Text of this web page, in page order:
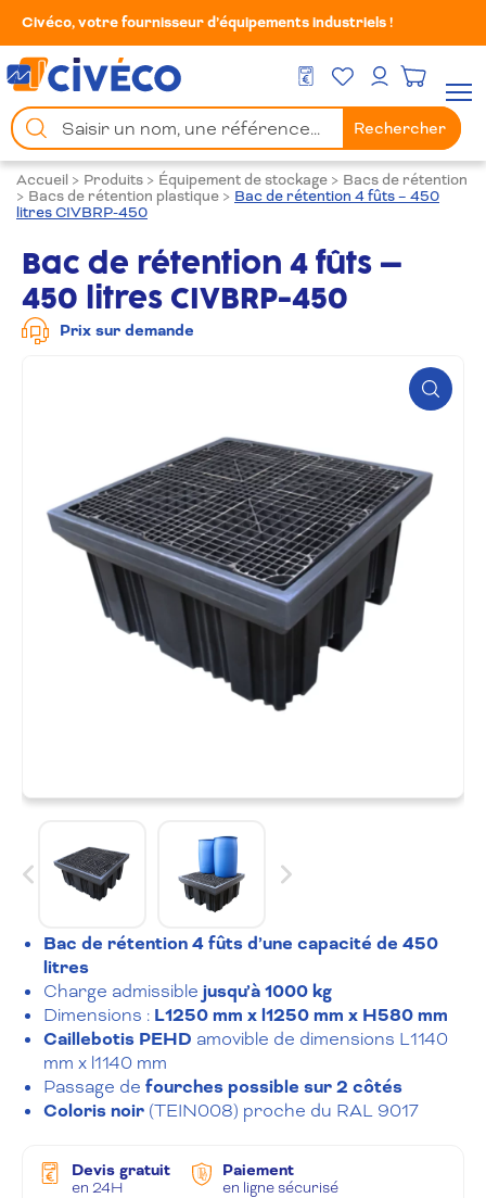
Civéco, votre fournisseur d’équipements industriels !
DEVIS GRATUIT
Mes FavorisMon compte
Chercher
un
produit
Rechercher
Accueil > Produits > Équipement de stockage > Bacs de rétention
> Bacs de rétention plastique > Bac de rétention 4 fûts – 450
litres CIVBRP-450
Bac de rétention 4 fûts –
450 litres CIVBRP-450
Prix sur demande
Zoom
Bac de rétention 4 fûts d’une capacité de 450
litres
Charge admissible jusqu’à 1000 kg
Dimensions : L1250 mm x l1250 mm x H580 mm
Caillebotis PEHD amovible de dimensions L1140
mm x l1140 mm
Passage de fourches possible sur 2 côtés
Coloris noir (TEIN008) proche du RAL 9017
Devis gratuit
en 24H
Paiement
en ligne sécurisé